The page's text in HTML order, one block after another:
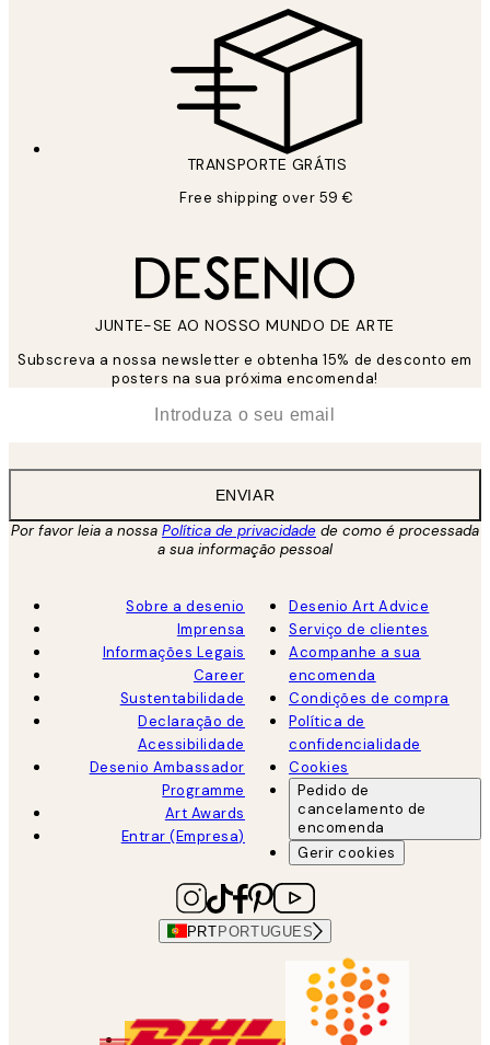
TRANSPORTE GRÁTIS
Free shipping over 59 €
JUNTE-SE AO NOSSO MUNDO DE ARTE
Subscreva a nossa newsletter e obtenha 15% de desconto em
posters na sua próxima encomenda!
ENVIAR
Por favor leia a nossa Política de privacidade de como é processada
a sua informação pessoal
Sobre a desenio
Imprensa
Informações Legais
Career
Sustentabilidade
Declaração de
Acessibilidade
Desenio Ambassador
Programme
Art Awards
Entrar (Empresa)
Desenio Art Advice
Serviço de clientes
Acompanhe a sua
encomenda
Condições de compra
Política de
confidencialidade
Cookies
Pedido de
cancelamento de
encomenda
Gerir cookies
PRTPORTUGUES